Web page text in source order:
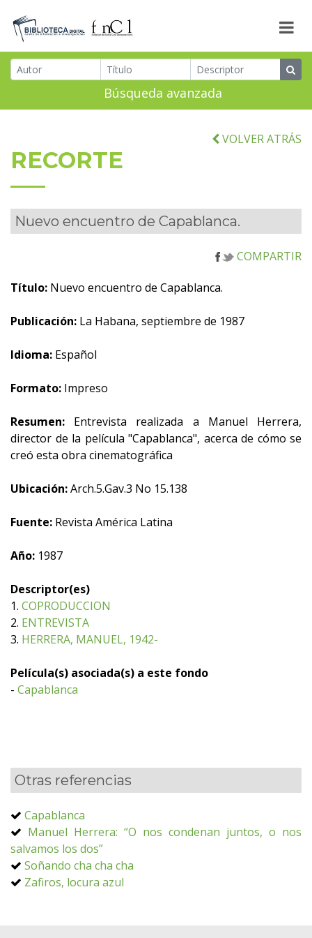
Búsqueda avanzada
VOLVER ATRÁS
RECORTE
Nuevo encuentro de Capablanca.
COMPARTIR
Título: Nuevo encuentro de Capablanca.
Publicación: La Habana, septiembre de 1987
Idioma: Español
Formato: Impreso
Resumen: Entrevista realizada a Manuel Herrera,
director de la película "Capablanca", acerca de cómo se
creó esta obra cinematográfica
Ubicación:Arch.5.Gav.3 No 15.138
Fuente: Revista América Latina
Año: 1987
Descriptor(es)
1. COPRODUCCION
2. ENTREVISTA
3. HERRERA, MANUEL, 1942-
Película(s) asociada(s) a este fondo
- Capablanca
Otras referencias
Capablanca
Manuel Herrera: “O nos condenan juntos, o nos
salvamos los dos”
Soñando cha cha cha
Zafiros, locura azul